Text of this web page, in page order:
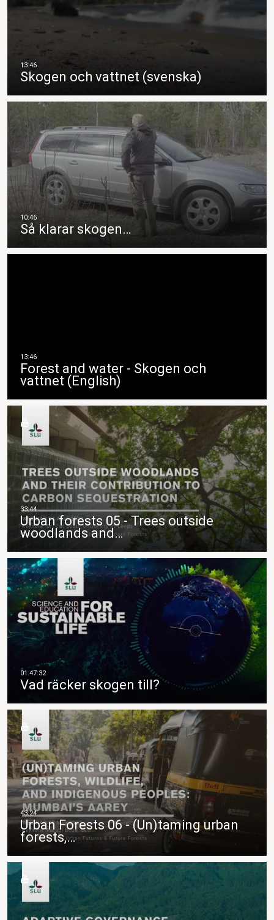
Skogen och vattnet (svenska)
Så klarar skogen…
Forest and water - Skogen och
vattnet (English)
Urban forests 05 - Trees outside
woodlands and…
Vad räcker skogen till?
Urban Forests 06 - (Un)taming urban
forests,…